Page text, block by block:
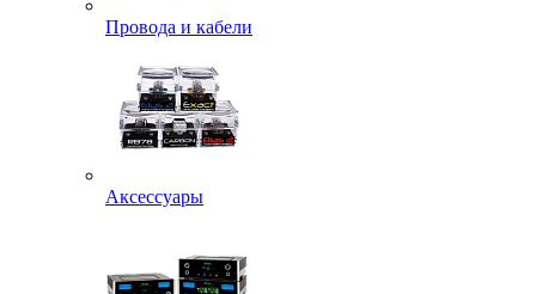
Провода и кабели
Аксессуары